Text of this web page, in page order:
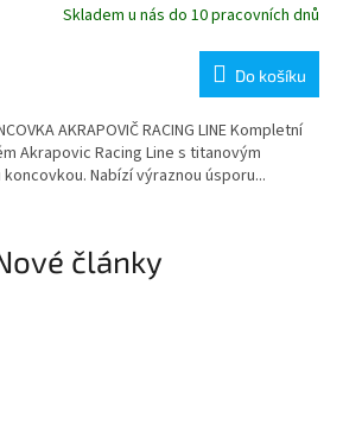
Skladem u nás do 10 pracovních dnů
Do košíku
AKRAPOVIČ RACING LINE Kompletní
Akrapovic Racing Line s titanovým
Nabízí výraznou úsporu...
články